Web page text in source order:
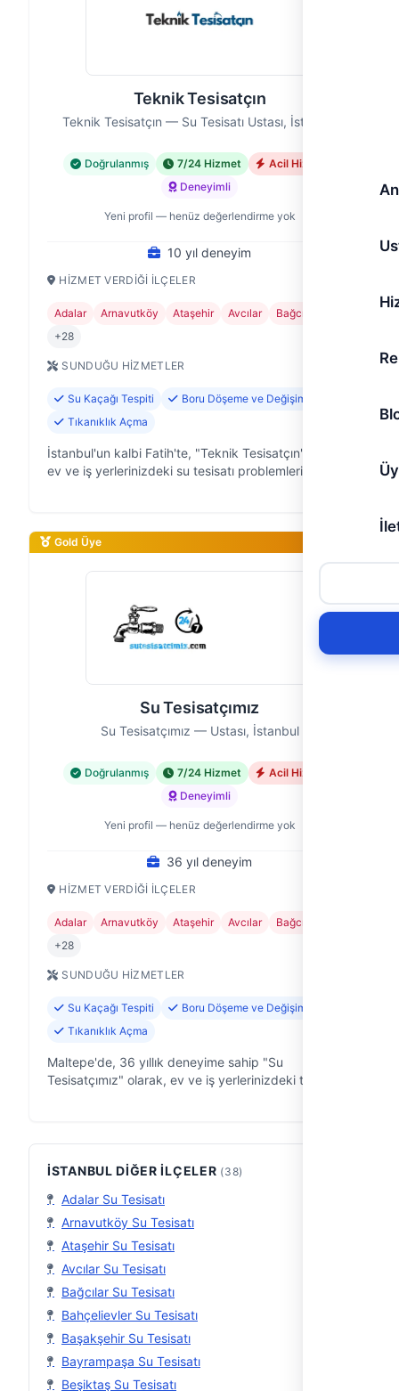
Teknik Tesisatçın
Teknik Tesisatçın — Su Tesisatı Ustası, İstanbul
Doğrulanmış 7/24 Hizmet
Acil Hizmet
Deneyimli
Yeni profil — henüz değerlendirme yok
10 yıl deneyim
HIZMET VERDIĞI İLÇELER
Adalar Arnavutköy Ataşehir Avcılar
Bağcılar
+28
SUNDUĞU HIZMETLER
Su Kaçağı Tespiti
Boru Döşeme ve Değişimi
Tıkanıklık Açma
İstanbul'un kalbi Fatih'te, "Teknik Tesisatçın" olarak
ev ve iş yerlerinizdeki su tesisatı problemlerine
Gold Üye
Su Tesisatçımız
Su Tesisatçımız — Ustası, İstanbul
Doğrulanmış 7/24 Hizmet
Acil Hizmet
Deneyimli
Yeni profil — henüz değerlendirme yok
36 yıl deneyim
HIZMET VERDIĞI İLÇELER
Adalar Arnavutköy Ataşehir Avcılar
Bağcılar
+28
SUNDUĞU HIZMETLER
Su Kaçağı Tespiti
Boru Döşeme ve Değişimi
Tıkanıklık Açma
Maltepe'de, 36 yıllık deneyime sahip "Su
Tesisatçımız" olarak, ev ve iş yerlerinizdeki tüm
İSTANBUL DIĞER İLÇELER (38)
Adalar Su Tesisatı
Arnavutköy Su Tesisatı
Ataşehir Su Tesisatı
Avcılar Su Tesisatı
Bağcılar Su Tesisatı
Bahçelievler Su Tesisatı
Başakşehir Su Tesisatı
Bayrampaşa Su Tesisatı
Beşiktaş Su Tesisatı